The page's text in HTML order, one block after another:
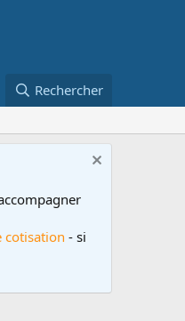
Rechercher
cotisation - si